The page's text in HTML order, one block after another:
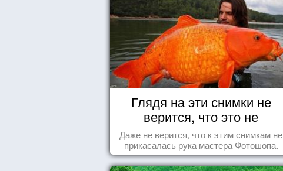
Глядя на эти снимки не
верится, что это не
Фотошоп!
Даже не верится, что к этим снимкам не
прикасалась рука мастера Фотошопа.